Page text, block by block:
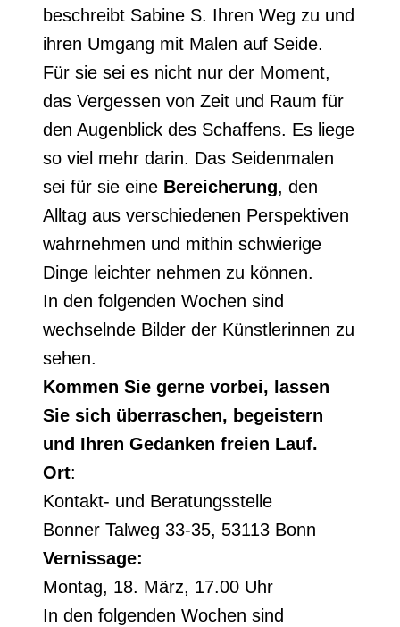
beschreibt Sabine S. Ihren Weg zu und
ihren Umgang mit Malen auf Seide.
Für sie sei es nicht nur der Moment,
das Vergessen von Zeit und Raum für
den Augenblick des Schaffens. Es liege
so viel mehr darin. Das Seidenmalen
sei für sie eine Bereicherung, den
Alltag aus verschiedenen Perspektiven
wahrnehmen und mithin schwierige
Dinge leichter nehmen zu können.
In den folgenden Wochen sind
wechselnde Bilder der Künstlerinnen zu
sehen.
Kommen Sie gerne vorbei, lassen
Sie sich überraschen, begeistern
und Ihren Gedanken freien Lauf.
Ort:
Kontakt- und Beratungsstelle
Bonner Talweg 33-35, 53113 Bonn
Vernissage:
Montag, 18. März, 17.00 Uhr
In den folgenden Wochen sind